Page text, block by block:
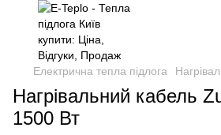
Електрична тепла підлога
Нагрівальний кабель
1500 Вт